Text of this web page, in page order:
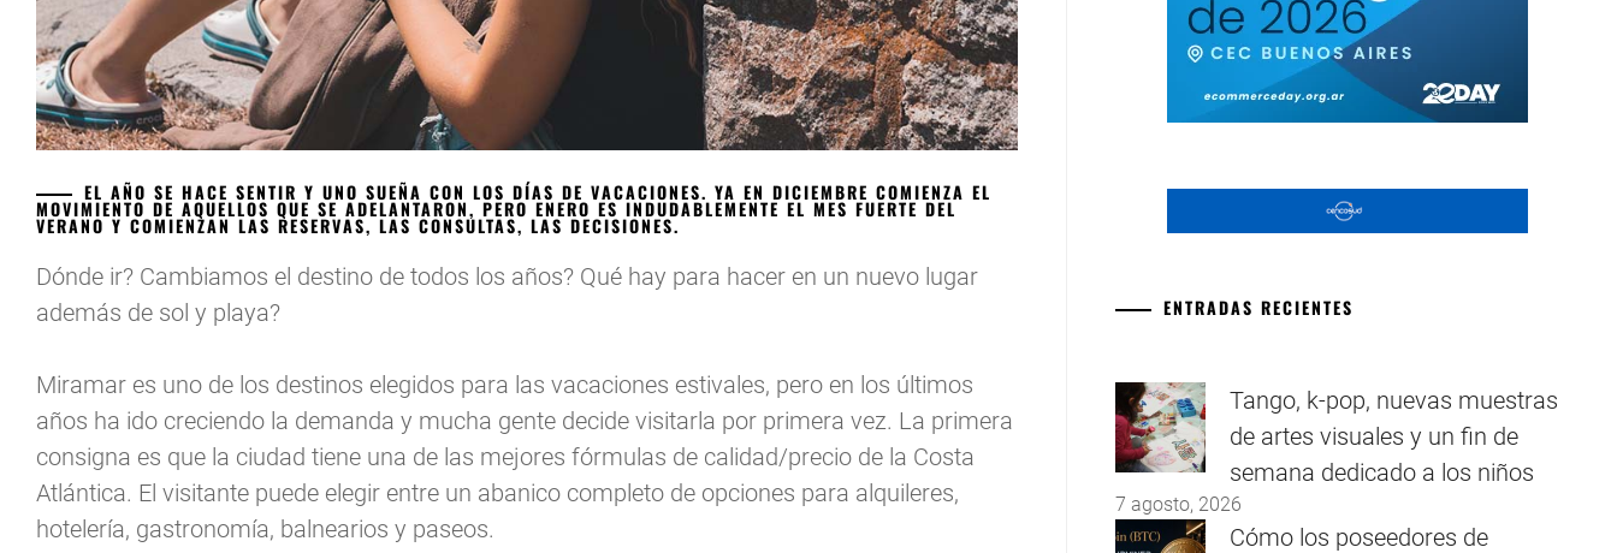
EL AÑO SE HACE SENTIR Y UNO SUEÑA CON LOS DÍAS DE VACACIONES. YA EN DICIEMBRE COMIENZA EL
MOVIMIENTO DE AQUELLOS QUE SE ADELANTARON, PERO ENERO ES INDUDABLEMENTE EL MES FUERTE DEL
VERANO Y COMIENZAN LAS RESERVAS, LAS CONSULTAS, LAS DECISIONES.
Dónde ir? Cambiamos el destino de todos los años? Qué hay para hacer en un nuevo lugar
además de sol y playa?
Miramar es uno de los destinos elegidos para las vacaciones estivales, pero en los últimos
años ha ido creciendo la demanda y mucha gente decide visitarla por primera vez. La primera
consigna es que la ciudad tiene una de las mejores fórmulas de calidad/precio de la Costa
Atlántica. El visitante puede elegir entre un abanico completo de opciones para alquileres,
hotelería, gastronomía, balnearios y paseos.
ENTRADAS RECIENTES
Tango, k-pop, nuevas muestras
de artes visuales y un fin de
semana dedicado a los niños
7 agosto, 2026
Cómo los poseedores de